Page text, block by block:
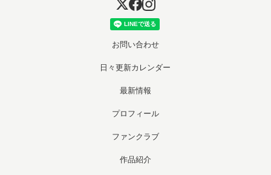
お問い合わせ
日々更新カレンダー
最新情報
プロフィール
ファンクラブ
作品紹介